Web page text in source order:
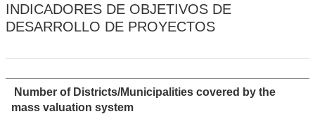
INDICADORES DE OBJETIVOS DE
DESARROLLO DE PROYECTOS
Number of Districts/Municipalities covered by the
mass valuation system